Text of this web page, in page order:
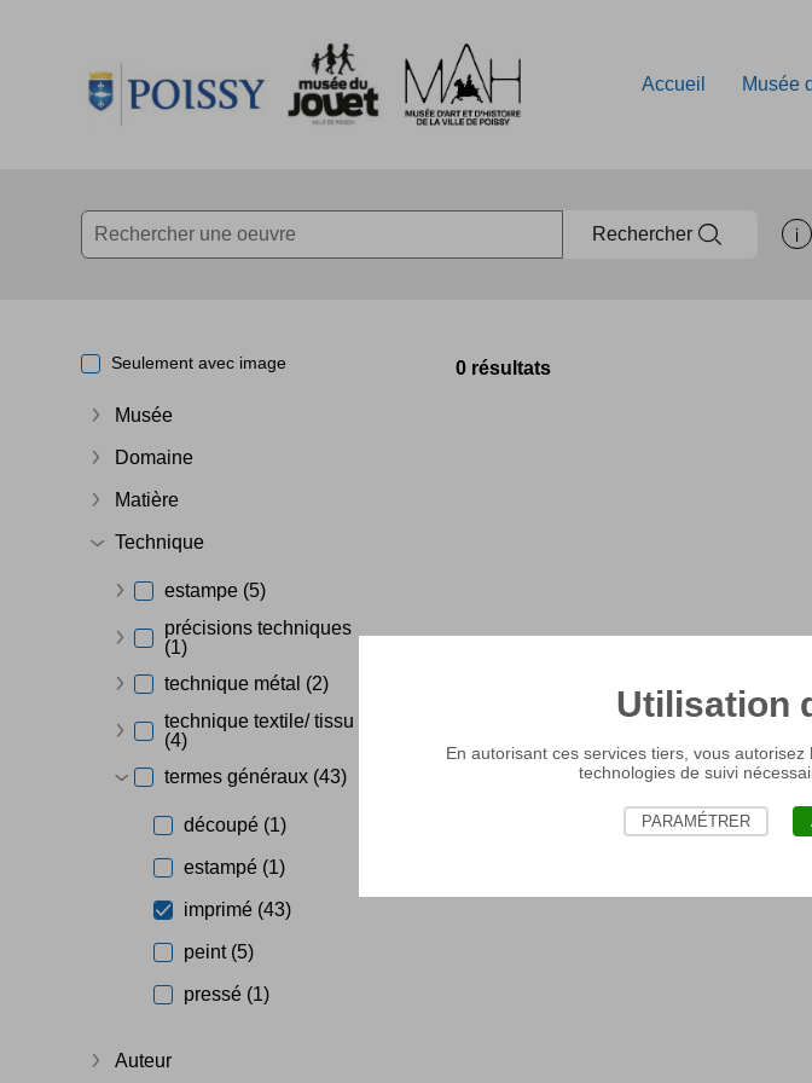
Accèder directement au contenu
Accèder directement au contenu
Accueil
Musée
Rechercher
Seulement avec image
Afficher plus
Musée
Afficher plus
Domaine
Afficher plus
Matière
Afficher plus
Technique
Afficher plus
estampe (5)
Afficher plus
précisions techniques
(1)
Afficher plus
technique métal (2)
Afficher plus
technique textile/ tissu
(4)
Afficher plus
termes généraux (43)
découpé (1)
estampé (1)
imprimé (43)
peint (5)
pressé (1)
Afficher plus
Auteur
0 résultats
Utilisation
En autorisant ces services tiers, vous
technologies de suivi
PARAMÉTRER